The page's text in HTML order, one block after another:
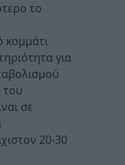
το
κομμάτι
για
του
σε
20-30